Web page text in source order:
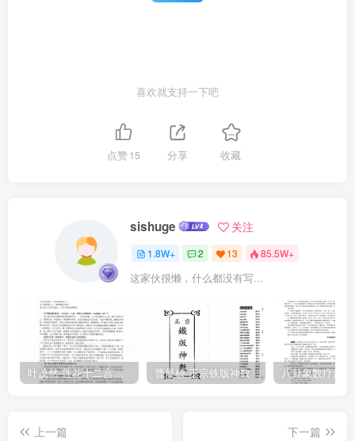
喜欢就支持一下吧
点赞15 分享 收藏
sishuge 关注
1.8W+ 2 13 85.5W+
这家伙很懒，什么都没有写...
叶茂然-莲花十二宫佛家奇门面授及答疑 曹展硕-正宗铁版神数
上一篇
下一篇